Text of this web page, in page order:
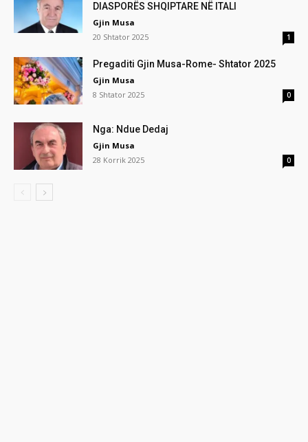
DIASPORËS SHQIPTARE NË ITALI
Gjin Musa
20 Shtator 2025
1
Pregaditi Gjin Musa-Rome- Shtator 2025
Gjin Musa
8 Shtator 2025
0
Nga: Ndue Dedaj
Gjin Musa
28 Korrik 2025
0